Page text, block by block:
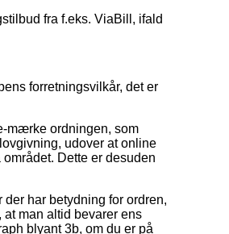
fra f.eks. ViaBill, ifald
forretningsvilkår, det er
mærke ordningen, som
udover at online
Dette er desuden
har betydning for ordren,
man altid bevarer ens
blyant 3b, om du er på